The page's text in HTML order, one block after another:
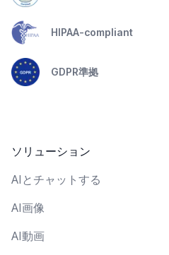
HIPAA-compliant
GDPR準拠
ソリューション
AIとチャットする
AI画像
AI動画